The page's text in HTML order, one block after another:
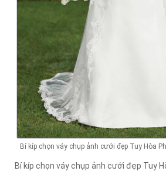
Bí kíp chọn váy chụp ảnh cưới đẹp Tuy Hòa
Bí kíp chọn váy chụp ảnh cưới đẹp Tuy